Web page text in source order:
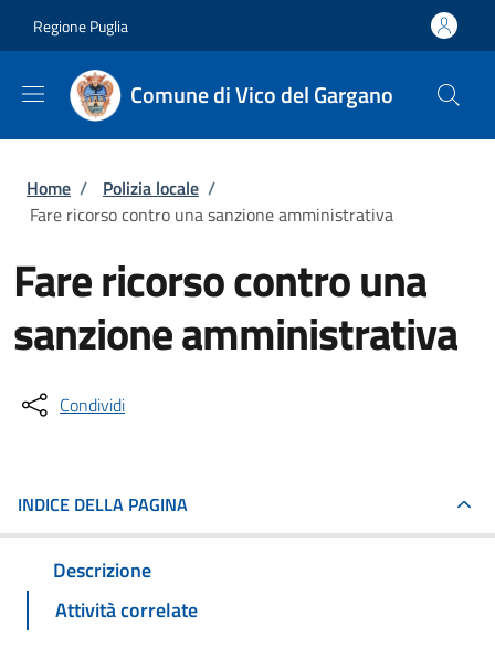
Regione Puglia
Comune di Vico del Gargano
Briciole di pane
Home / Polizia locale /
Fare ricorso contro una sanzione amministrativa
Fare ricorso contro una
sanzione amministrativa
Condividi
INDICE DELLA PAGINA
Descrizione
Attività correlate